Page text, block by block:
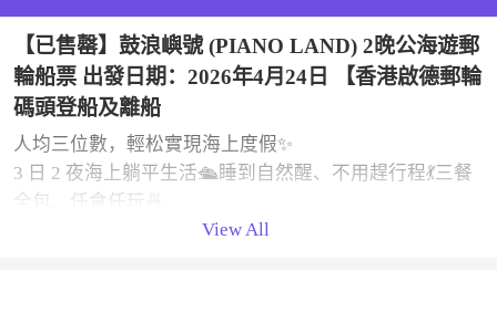
【已售罄】鼓浪嶼號 (PIANO LAND) 2晚公海遊郵
輪船票 出發日期：2026年4月24日 【香港啟德郵輪
碼頭登船及離船
人均三位數，輕松實現海上度假✨
3 日 2 夜海上躺平生活🛳️睡到自然醒、不用趕行程💃三餐
全包、任食任玩🍜
露天泳池、日落甲板、每晚表演、免稅店掃貨、海風chill
View All